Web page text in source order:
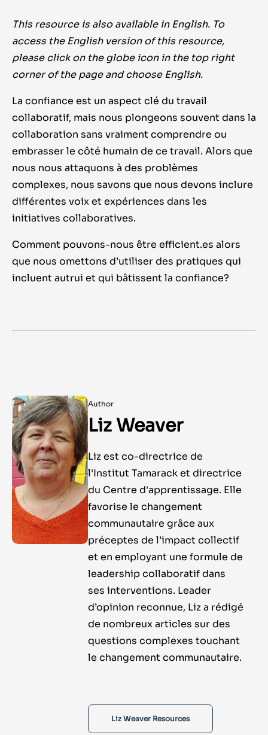
This resource is also available in English. To
access the English version of this resource,
please click on the globe icon in the top right
corner of the page and choose English.
La confiance est un aspect clé du travail
collaboratif, mais nous plongeons souvent dans la
collaboration sans vraiment comprendre ou
embrasser le côté humain de ce travail. Alors que
nous nous attaquons à des problèmes
complexes, nous savons que nous devons inclure
différentes voix et expériences dans les
initiatives collaboratives.
Comment pouvons-nous être efficient.es alors
que nous omettons d’utiliser des pratiques qui
incluent autrui et qui bâtissent la confiance?
Author
Liz Weaver
Liz est co-directrice de
l'Institut Tamarack et directrice
du Centre d'apprentissage. Elle
favorise le changement
communautaire grâce aux
préceptes de l’impact collectif
et en employant une formule de
leadership collaboratif dans
ses interventions. Leader
d’opinion reconnue, Liz a rédigé
de nombreux articles sur des
questions complexes touchant
le changement communautaire.
Liz Weaver Resources